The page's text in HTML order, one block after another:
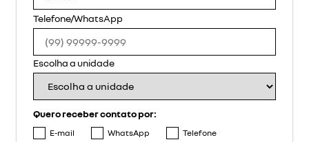
Telefone/WhatsApp
Escolha a unidade
Quero receber contato por:
E-mail WhatsApp Telefone